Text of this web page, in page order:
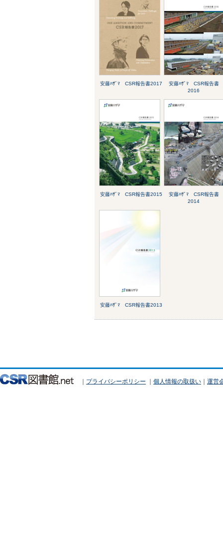
安藤ﾊｻﾞﾏ CSR報告書2017
安藤ﾊｻﾞﾏ CSR報告書
2016
安藤ﾊｻﾞﾏ CSR報告書2015
安藤ﾊｻﾞﾏ CSR報告書
2014
安藤ﾊｻﾞﾏ CSR報告書2013
｜ プライバシーポリシー ｜ 個人情報の取扱い ｜ 運営